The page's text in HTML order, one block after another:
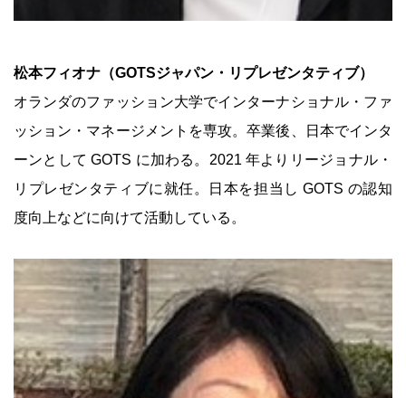
松本フィオナ（GOTSジャパン・リプレゼンタティブ）
オランダのファッション大学でインターナショナル・ファ
ッション・マネージメントを専攻。卒業後、日本でインタ
ーンとして GOTS に加わる。2021 年よりリージョナル・
リプレゼンタティブに就任。日本を担当し GOTS の認知
度向上などに向けて活動している。